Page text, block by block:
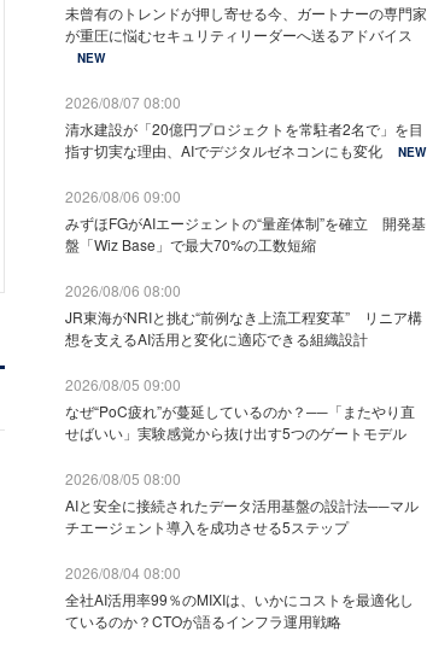
未曾有のトレンドが押し寄せる今、ガートナーの専門家
が重圧に悩むセキュリティリーダーへ送るアドバイス
NEW
2026/08/07 08:00
清水建設が「20億円プロジェクトを常駐者2名で」を目
指す切実な理由、AIでデジタルゼネコンにも変化
NEW
2026/08/06 09:00
みずほFGがAIエージェントの“量産体制”を確立 開発基
盤「Wiz Base」で最大70%の工数短縮
2026/08/06 08:00
JR東海がNRIと挑む“前例なき上流工程変革” リニア構
想を支えるAI活用と変化に適応できる組織設計
2026/08/05 09:00
なぜ“PoC疲れ”が蔓延しているのか？──「またやり直
せばいい」実験感覚から抜け出す5つのゲートモデル
2026/08/05 08:00
AIと安全に接続されたデータ活用基盤の設計法──マル
チエージェント導入を成功させる5ステップ
2026/08/04 08:00
全社AI活用率99％のMIXIは、いかにコストを最適化し
ているのか？CTOが語るインフラ運用戦略